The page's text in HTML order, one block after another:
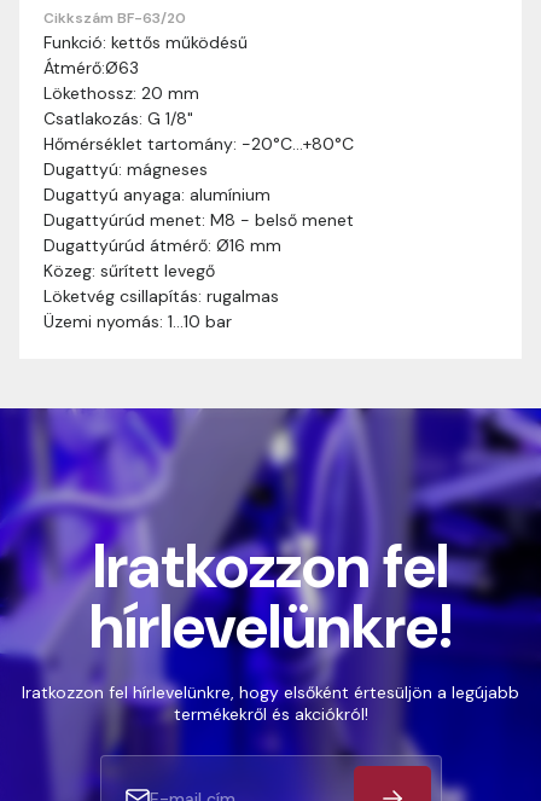
Cikkszám BF-63/20
Funkció: kettős működésű
Átmérő:Ø63
Lökethossz: 20 mm
Csatlakozás: G 1/8"
Hőmérséklet tartomány: -20°C…+80°C
Dugattyú: mágneses
Dugattyú anyaga: alumínium
Dugattyúrúd menet: M8 - belső menet
Dugattyúrúd átmérő: Ø16 mm
Közeg: sűrített levegő
Löketvég csillapítás: rugalmas
Üzemi nyomás: 1…10 bar
Nagyon köszönjük, hogy webshopunkat választottátok
vásárlásaitokhoz. Az alábbiakban megtaláljátok szállítási
információinkat, hogy a vásárlásotok gördülékenyen és
zökkenőmentesen történhessen.
Szállítási idő:Általában a megrendeléseket 2-5
munkanapon belül kézbesítjük. Amennyiben
valamilyen okból kifolyólag a szállítás hosszabb
ideig tart, előre értesítünk benneteket.
Szállítási díj:A szállítási díj függ a termék súlyától
és a szállítási cím távolságától. A pontos szállítási
díjat a vásárlás folyamata során megtekinthetitek,
mielőtt a rendelést véglegesítitek.
Iratkozzon fel
hírlevelünkre!
Iratkozzon fel hírlevelünkre, hogy elsőként értesüljön a legújabb
termékekről és akciókról!